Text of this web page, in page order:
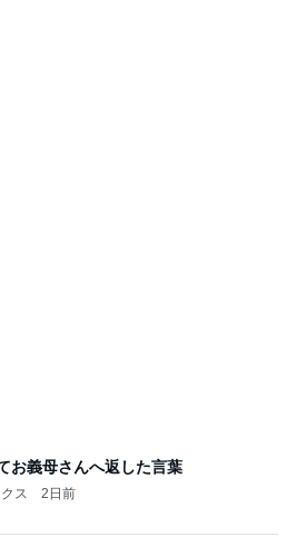
お義母さんへ返した言葉
ス 2日前